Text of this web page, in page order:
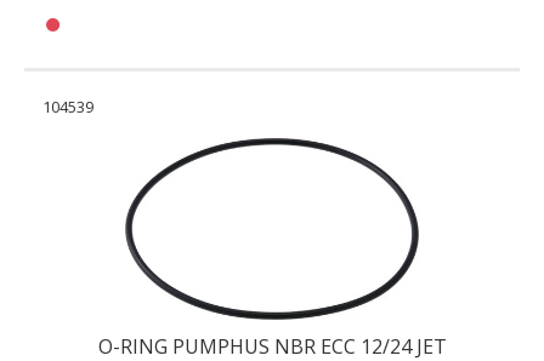
104539
O-RING PUMPHUS NBR ECC 12/24 JET